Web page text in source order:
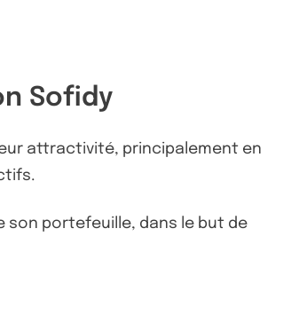
Sofidy
attractivité, principalement en
son portefeuille, dans le but de